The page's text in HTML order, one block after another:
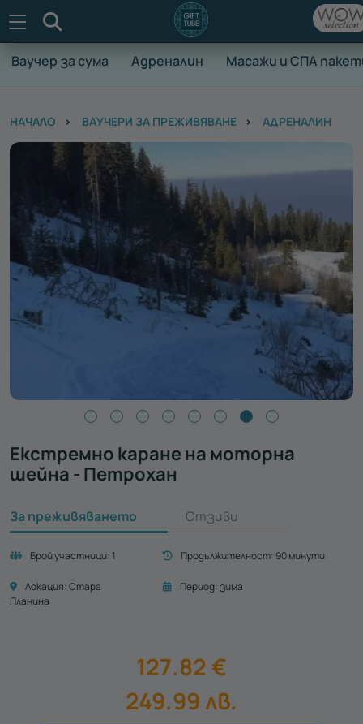
Ваучер за сума Адреналин Масажи и СПА
НАЧАЛО ВАУЧЕРИ ЗА ПРЕЖИВЯВАНЕ АДРЕНАЛИН
Екстремно каране на моторна
шейна - Петрохан
За преживяването Отзиви
Брой участници: 1 Продължителност: 90 минути
Локация:Стара
Планина
Период: зима
127.82 €
249.99лв.